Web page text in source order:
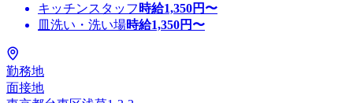
キッチンスタッフ 時給1,350円〜
皿洗い・洗い場時給1,350円〜
勤務地
面接地